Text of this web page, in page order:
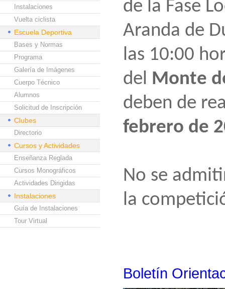
Instalaciones
Vuelta ciclista
Escuela Deportiva
Bases y Normas
Programa
Galería de Imágenes
Cuerpo Técnico
Alumnos
Solicitud de Inscripción
Clubes
Directorio
Cursos y Actividades
Enseñanza Reglada
Cursos Monográficos
Actividades Dirigidas
Instalaciones
Guía de Instalaciones
Tour Virtual
de la Fase
Aranda de
las 10:00
del Monte
deben de
febrero de
No se
la
Boletín